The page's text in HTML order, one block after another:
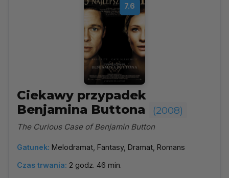
7.6
Ciekawy przypadek
Benjamina Buttona
(2008)
The Curious Case of Benjamin Button
Gatunek: Melodramat, Fantasy, Dramat, Romans
Czas trwania: 2 godz. 46 min.